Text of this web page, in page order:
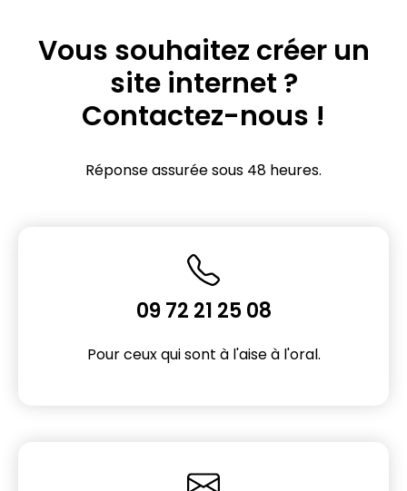
Vous souhaitez créer un
site internet ?
Contactez-nous !
Réponse assurée sous 48 heures.
09 72 21 25 08
Pour ceux qui sont à l'aise à l'oral.